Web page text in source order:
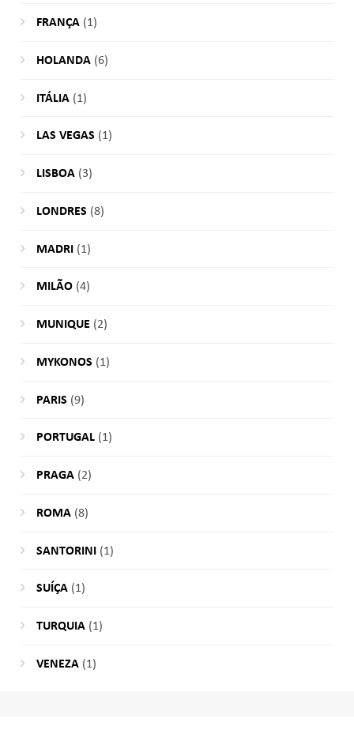
FRANÇA(1)
HOLANDA(6)
ITÁLIA(1)
LAS VEGAS (1)
LISBOA(3)
LONDRES (8)
MADRI(1)
MILÃO(4)
MUNIQUE (2)
MYKONOS (1)
PARIS (9)
PORTUGAL(1)
PRAGA(2)
ROMA(8)
SANTORINI(1)
SUÍÇA(1)
TURQUIA(1)
VENEZA(1)